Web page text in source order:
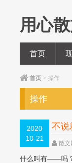
用心
首页
首页 > 操作
操作
2020
10-21
不说
散文
什么叫有——吗？